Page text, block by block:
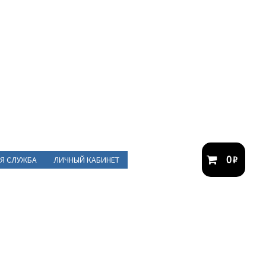
СЛУЖБА ЛИЧНЫЙ КАБИНЕТ 0₽